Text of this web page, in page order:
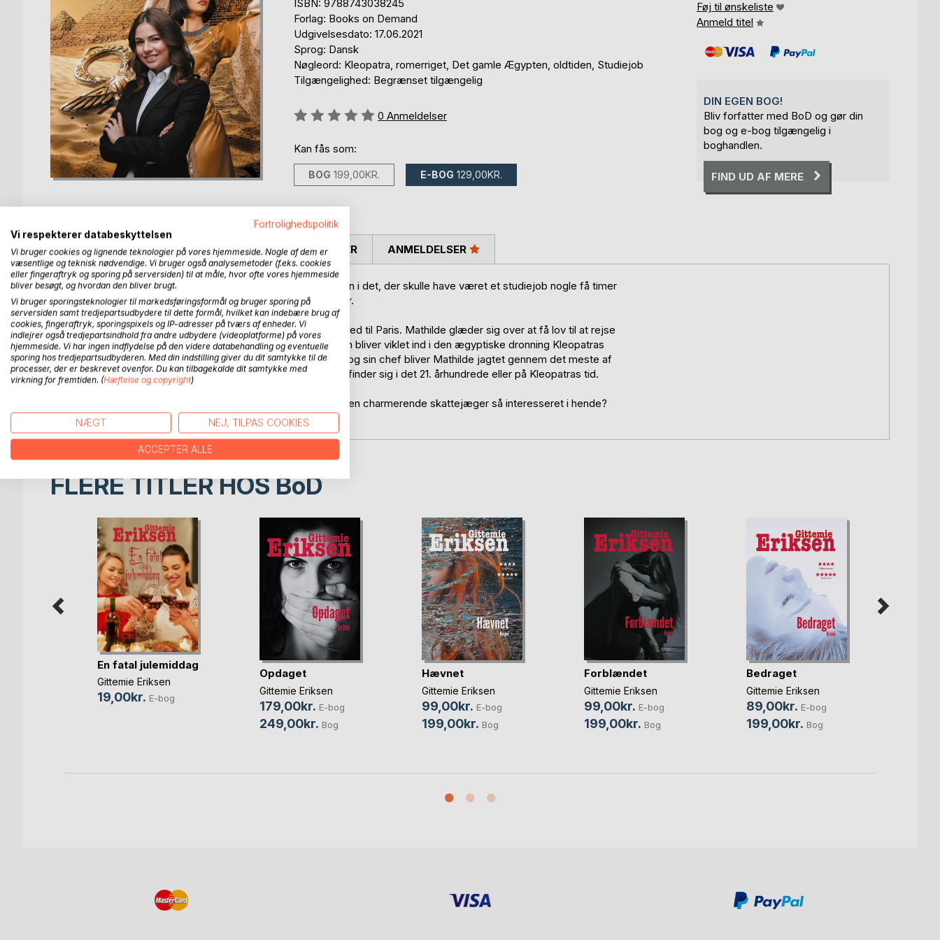
ISBN: 9788743038245
Forlag: Books on Demand
Udgivelsesdato: 17.06.2021
Sprog: Dansk
Nøgleord: Kleopatra, romerriget, Det gamle Ægypten, oldtiden, Studiejob
Tilgængelighed: Begrænset tilgængelig
Anmeldelse::
0 Anmeldelser
Kan fås som:
BOG 199,00KR. E-BOG 129,00KR.
Føj til ønskeliste
Anmeld titel
DIN EGEN BOG!
Bliv forfatter med BoD og gør din
bog og e-bog tilgængelig i
boghandlen.
FIND UD AF MERE
BESKRIVELSE
Mathilde Lack burde læse til eksamen. I stedet knokler hun i det, der skulle have været et studiejob nogle få timer
om ugen, på mere end fuld tid, som sin chefs festarrangør.
Efter et brag af en fest beder chefen hende om at tage med til Paris. Mathilde glæder sig over at få lov til at rejse
med til byernes by. Hun fortryder dog snart sit held, da hun bliver viklet ind i den ægyptiske dronning Kleopatras
sidste dage. Sammen med en skattejæger, en professor og sin chef bliver Mathilde jagtet gennem det meste af
Europa, mens hun har svært ved at finde ud af, om hun befinder sig i det 21. århundrede eller på Kleopatras tid.
Kan hun stole på de syn, hun får fra fortiden? Hvorfor er den charmerende skattejæger så interesseret i hende?
Hvem kan hun stole på?
FORFATTER PRESSEN SKRIVER ANMELDELSER
FLERE TITLER HOSBoD
En fatal julemiddag
Gittemie Eriksen
19,00kr. E-bog
Opdaget
Gittemie Eriksen
179,00kr. E-bog
249,00kr. Bog
Hævnet
Gittemie Eriksen
99,00kr. E-bog
199,00kr. Bog
Forblændet
Gittemie Eriksen
99,00kr. E-bog
199,00kr. Bog
Bedraget
Gittemie Eriksen
89,00kr. E-bog
199,00kr. Bog
Fortrolighedspolitik
Vi respekterer databeskyttelsen
Vi bruger cookies og lignende teknologier på vores hjemmeside. Nogle af dem er
væsentlige og teknisk nødvendige. Vi bruger også analysemetoder (f.eks. cookies
eller fingeraftryk og sporing på serversiden) til at måle, hvor ofte vores hjemmeside
bliver besøgt, og hvordan den bliver brugt.
Vi bruger sporingsteknologier til markedsføringsformål og bruger sporing på
serversiden samt tredjepartsudbydere til dette formål, hvilket kan indebære brug af
cookies, fingeraftryk, sporingspixels og IP-adresser på tværs af enheder. Vi
indlejrer også tredjepartsindhold fra andre udbydere (videoplatforme) på vores
hjemmeside. Vi har ingen indflydelse på den videre databehandling og eventuelle
sporing hos tredjepartsudbyderen. Med din indstilling giver du dit samtykke til de
processer, der er beskrevet ovenfor. Du kan tilbagekalde dit samtykke med
virkning for fremtiden. (Hæftelse og copyright)
NÆGT NEJ, TILPAS COOKIES
ACCEPTER ALLE